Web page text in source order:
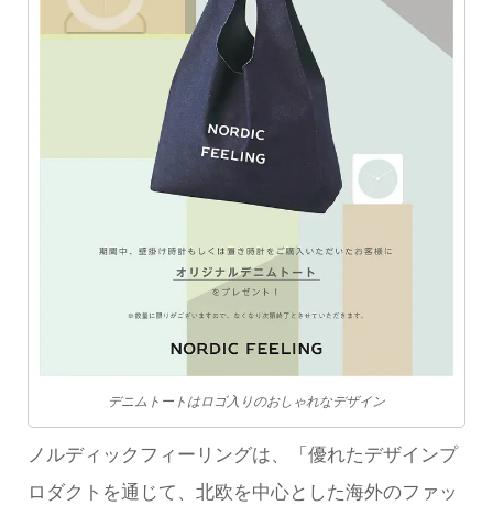
デニムトートはロゴ入りのおしゃれなデザイン
ノルディックフィーリングは、「優れたデザインプ
ロダクトを通じて、北欧を中心とした海外のファッ